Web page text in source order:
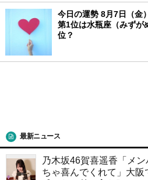
今日の運勢 8月7日（金
第1位は水瓶座（みずが
位？
最新ニュース
乃木坂46賀喜遥香「メ
ちゃ喜んでくれて」大阪